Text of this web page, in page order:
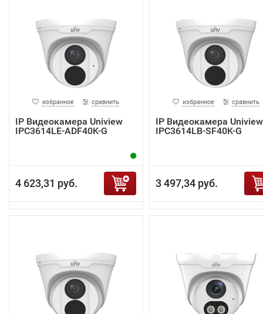
избранное сравнить
IP Видеокамера Uniview
IPC3614LE-ADF40K-G
4 623,31 руб.
избранное сравнить
IP Видеокамера Uniview
IPC3614LB-SF40K-G
3 497,34 руб.